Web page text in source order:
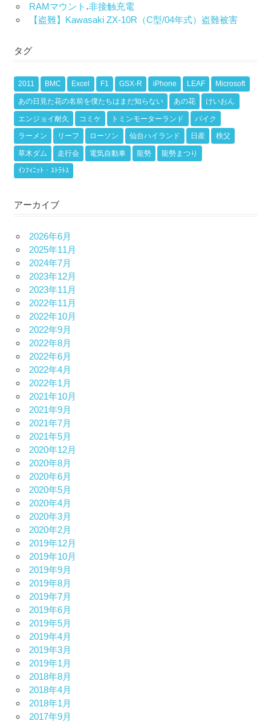
RAMマウント₊非接触充電
【盗難】Kawasaki ZX-10R（C型/04年式）盗難被害
タグ
2011 BMC Excel F1 GSX-R iPhone LEAF Microsoft
あの日見た花の名前を僕たちはまだ知らない あの花 けいおん
エンジョイ耐久 コミケ トミンモーターランド バイク
ラーメン リーフ ローソン 仙台ハイランド 日産 秩父
草木ダム 走行会 電気自動車 龍勢 龍勢まつり
ｲﾝﾌｨﾆｯﾄ・ｽﾄﾗﾄｽ
アーカイブ
2026年6月
2025年11月
2024年7月
2023年12月
2023年11月
2022年11月
2022年10月
2022年9月
2022年8月
2022年6月
2022年4月
2022年1月
2021年10月
2021年9月
2021年7月
2021年5月
2020年12月
2020年8月
2020年6月
2020年5月
2020年4月
2020年3月
2020年2月
2019年12月
2019年10月
2019年9月
2019年8月
2019年7月
2019年6月
2019年5月
2019年4月
2019年3月
2019年1月
2018年8月
2018年4月
2018年1月
2017年9月